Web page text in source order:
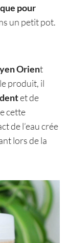
pour
un petit pot.
Orient
produit, il
et de
cette
de l’eau crée
lors de la